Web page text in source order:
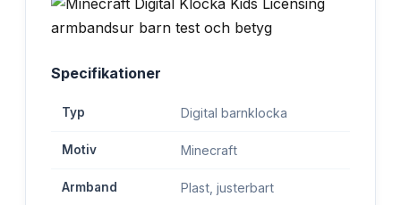
Specifikationer
Typ Digital barnklocka
Motiv Minecraft
Armband Plast, justerbart